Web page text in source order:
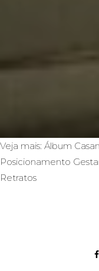
Veja mais: Álbum
Posicionamento
Retratos